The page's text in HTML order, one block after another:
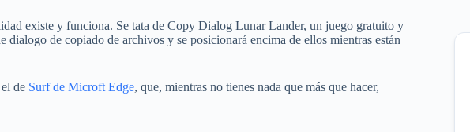
existe y funciona. Se tata de Copy Dialog Lunar Lander, un juego gratuito y
dialogo de copiado de archivos y se posicionará encima de ellos mientras están
de Surf de Microft Edge, que, mientras no tienes nada que más que hacer,